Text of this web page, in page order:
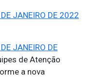
JANEIRO DE 2022
JANEIRO DE
de Atenção
a nova